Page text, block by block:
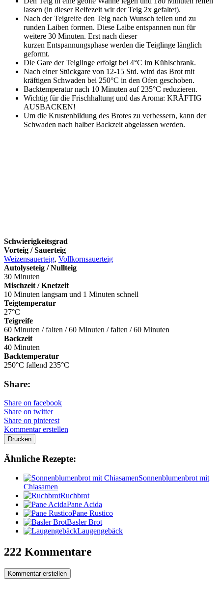
lassen (in dieser Reifezeit wir der Teig 2x gefaltet).
Nach der Teigreife den Teig nach Wunsch teilen und zu
runden Laiben formen. Diese Laibe entspannen nun für
weitere 30 Minuten. Erst nach dieser
kurzen Entspannungsphase werden die Teiglinge länglich
geformt.
Die Gare der Teiglinge erfolgt bei 4°C im Kühlschrank.
Nach einer Stückgare von 12-15 Std. wird das Brot mit
kräftigen Schwaden bei 250°C in den Ofen geschoben.
Backtemperatur nach 10 Minuten auf 235°C reduzieren.
Wichtig für die Frischhaltung und das Aroma: KRÄFTIG
AUSBACKEN!
Um die Krustenbildung des Brotes zu verbessern, kann der
Schwaden nach halber Backzeit abgelassen werden.
Schwierigkeitsgrad
Vorteig / Sauerteig
Weizensauerteig, Vollkornsauerteig
Autolyseteig / Nullteig
30 Minuten
Mischzeit / Knetzeit
10 Minuten langsam und 1 Minuten schnell
Teigtemperatur
27°C
Teigreife
60 Minuten / falten / 60 Minuten / falten / 60 Minuten
Backzeit
40 Minuten
Backtemperatur
250°C fallend 235°C
Share:
Share on facebook
Share on twitter
Share on pinterest
Kommentar erstellen
Drucken
Ähnliche Rezepte:
Sonnenblumenbrot mit
Chiasamen
Ruchbrot
Pane Acida
Pane Rustico
Basler Brot
Laugengebäck
222 Kommentare
Kommentar erstellen